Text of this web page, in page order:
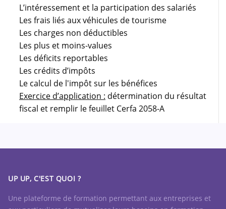
L’intéressement et la participation des salariés
Les frais liés aux véhicules de tourisme
Les charges non déductibles
Les plus et moins-values
Les déficits reportables
Les crédits d’impôts
Le calcul de l'impôt sur les bénéfices
Exercice d’application : détermination du résultat
fiscal et remplir le feuillet Cerfa 2058-A
UP UP, C'EST QUOI ?
Une plateforme de formation permettant aux entreprises et